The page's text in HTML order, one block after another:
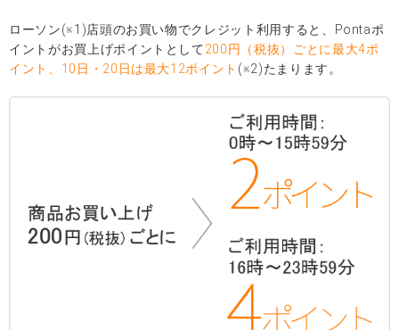
ローソン(※1)店頭のお買い物でクレジット利用すると、Pontaポ
イントがお買上げポイントとして200円（税抜）ごとに最大4ポ
イント、10日・20日は最大12ポイント (※2)たまります。